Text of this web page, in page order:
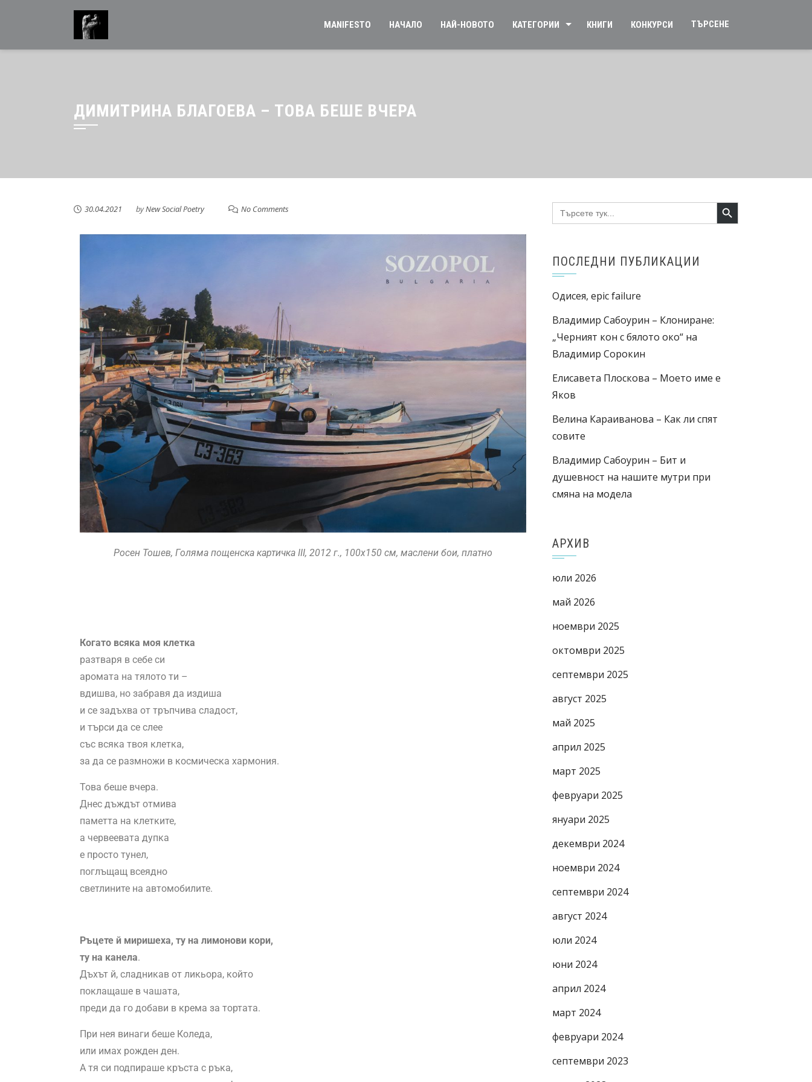
MANIFESTO НАЧАЛО НАЙ-НОВОТО КАТЕГОРИИ КНИГИ КОНКУРСИ ТЪРСЕНЕ
ДИМИТРИНА БЛАГОЕВА – ТОВА БЕШЕ ВЧЕРА
30.04.2021 byNew Social Poetry No Comments
Росен Тошев, Голяма пощенска картичка III, 2012 г., 100х150 см, маслени бои, платно
Когато всяка моя клетка
разтваря в себе си
аромата на тялото ти –
вдишва, но забравя да издиша
и се задъхва от тръпчива сладост,
и търси да се слее
със всяка твоя клетка,
за да се размножи в космическа хармония.
Това беше вчера.
Днес дъждът отмива
паметта на клетките,
а червеевата дупка
е просто тунел,
поглъщащ всеядно
светлините на автомобилите.
Ръцете й миришеха, ту на лимонови кори,
ту на канела.
Дъхът й, сладникав от ликьора, който
поклащаше в чашата,
преди да го добави в крема за тортата.
При нея винаги беше Коледа,
или имах рожден ден.
А тя си подпираше кръста с ръка,
Search
for:
Search Button
ПОСЛЕДНИ ПУБЛИКАЦИИ
Одисея, epic failure
Владимир Сабоурин – Клониране:
„Черният кон с бялото око“ на
Владимир Сорокин
Елисавета Плоскова – Моето име е
Яков
Велина Караиванова – Как ли спят
совите
Владимир Сабоурин – Бит и
душевност на нашите мутри при
смяна на модела
АРХИВ
юли 2026
май 2026
ноември 2025
октомври 2025
септември 2025
август 2025
май 2025
април 2025
март 2025
февруари 2025
януари 2025
декември 2024
ноември 2024
септември 2024
август 2024
юли 2024
юни 2024
април 2024
март 2024
февруари 2024
септември 2023